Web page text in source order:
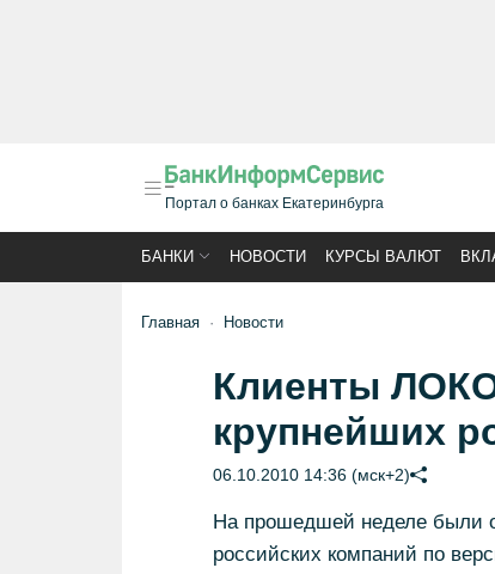
Портал о банках Екатеринбурга
БАНКИ НОВОСТИ КУРСЫ ВАЛЮТ
Главная Новости
Клиенты
крупнейших
06.10.2010 14:36 (мск+2)
На прошедшей неделе были
российских компаний по